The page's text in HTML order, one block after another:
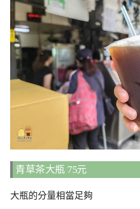
青草茶大瓶 75元
大瓶的分量相當足夠